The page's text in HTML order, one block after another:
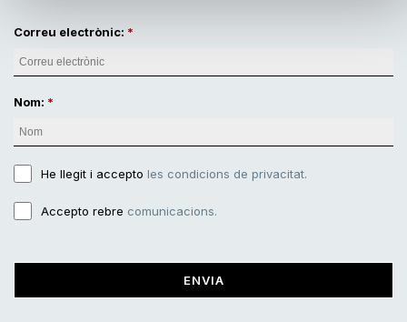
Correu electrònic:
Nom:
He llegit i accepto les condicions de privacitat.
Accepto rebre comunicacions.
ENVIA